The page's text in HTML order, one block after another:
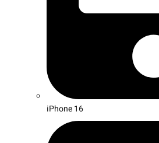
iPhone 16